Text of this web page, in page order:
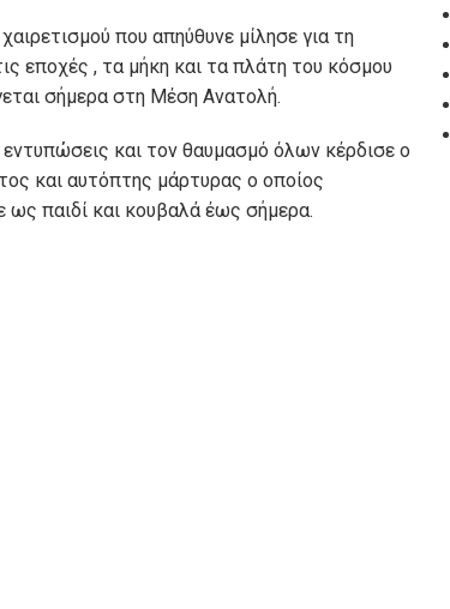
που απηύθυνε μίλησε για τη
εποχές , τα μήκη και τα πλάτη του κόσμου
σήμερα στη Μέση Ανατολή.
και τον θαυμασμό όλων κέρδισε ο
και αυτόπτης μάρτυρας ο οποίος
ως παιδί και κουβαλά έως σήμερα.